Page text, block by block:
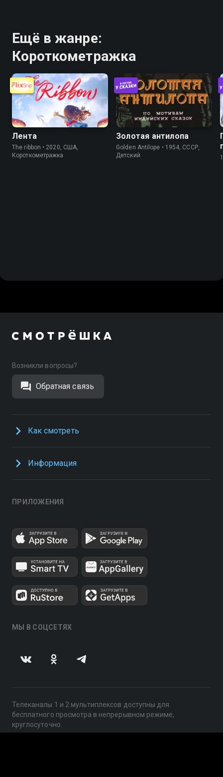
Ещё в жанре:
Короткометражка
Лента
The ribbon • 2020, США,
Короткометражка
Золотая антилопа
Golden Antilope • 1954, СССР,
Детский
Возникли вопросы?
Обратная связь
Как смотреть
Информация
ПРИЛОЖЕНИЯ
МЫ В СОЦСЕТЯХ
Телеканалы 1 и 2 мультиплексов доступны для
бесплатного просмотра в непрерывном режиме,
круглосуточно.